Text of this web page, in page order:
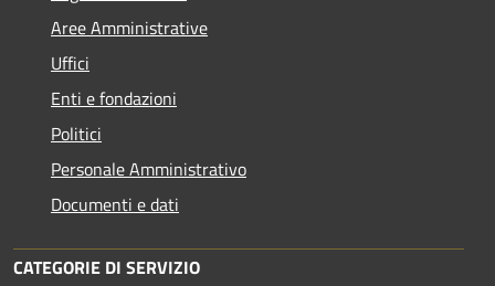
Aree Amministrative
Uffici
Enti e fondazioni
Politici
Personale Amministrativo
Documenti e dati
CATEGORIE DI SERVIZIO